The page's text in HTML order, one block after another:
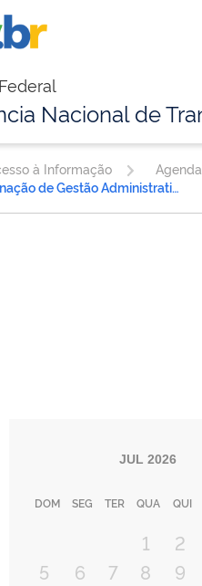
Nacional de
à Informação
Coordenação de Gestão Administrativa de Contratos - CGEAC
JUL 2026
DOM SEG TER QUA QUI
1 2
5
6 7 8 9